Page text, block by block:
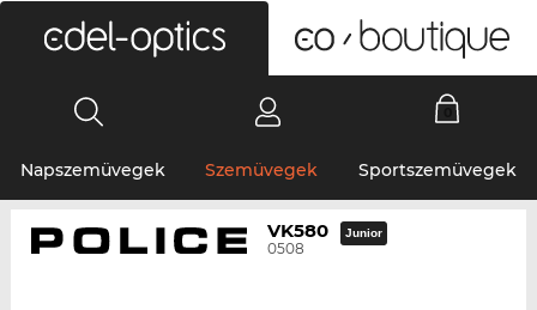
Napszemüvegek Szemüvegek Sportszemüvegek
VK580
0508
Junior